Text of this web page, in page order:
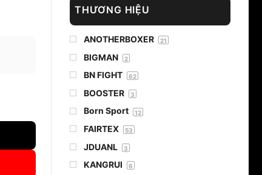
THƯƠNG HIỆU
ANOTHERBOXER 21
BIGMAN 2
BN FIGHT 62
BOOSTER 3
Born Sport 12
FAIRTEX 53
JDUANL 3
KANGRUI 6